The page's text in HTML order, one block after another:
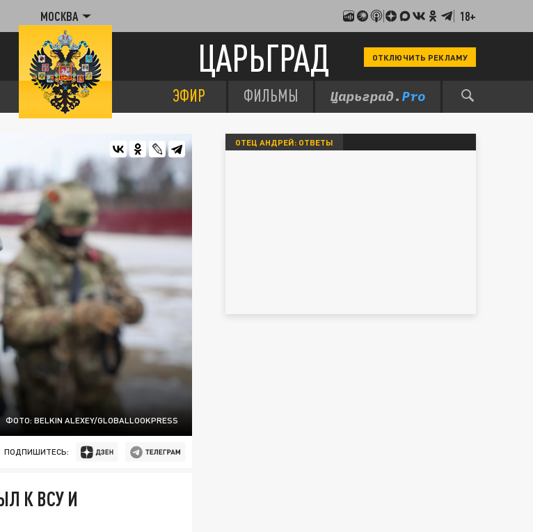
МОСКВА 18+
ЦАРЬГРАД ОТКЛЮЧИТЬ РЕКЛАМУ
ЭФИР ФИЛЬМЫ
ФОТО: BELKIN ALEXEY/GLOBALLOOKPRESS
ПОДПИШИТЕСЬ:
К ВСУ И
ОТЕЦ АНДРЕЙ: ОТВЕТЫ